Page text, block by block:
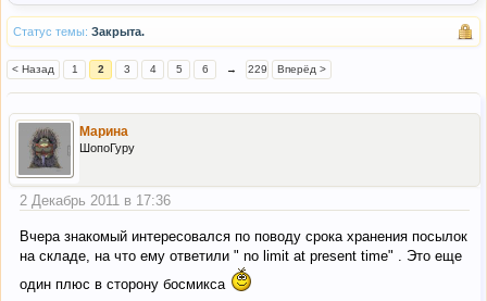
Статус темы: Закрыта.
< Назад 1 2 3 4 5 6 → 229 Вперёд >
Марина
ШопоГуру
2 Декабрь 2011 в 17:36
Вчера знакомый интересовался по поводу срока хранения посылок
на складе, на что ему ответили " no limit at present time" . Это еще
один плюс в сторону босмикса